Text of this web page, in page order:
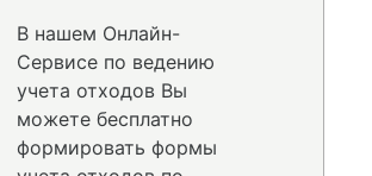
В нашем Онлайн-
Сервисе по ведению
учета отходов Вы
можете бесплатно
формировать формы